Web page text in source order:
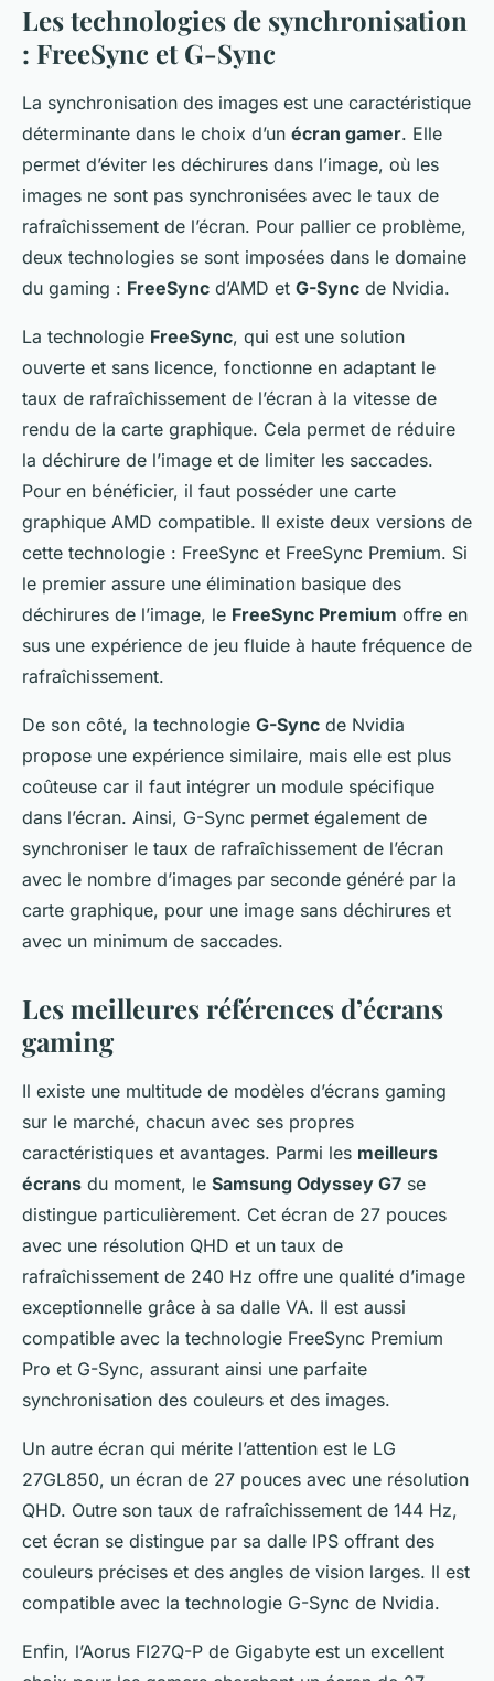
Les technologies de synchronisation
: FreeSync et G-Sync
La synchronisation des images est une caractéristique
déterminante dans le choix d’un écran gamer. Elle
permet d’éviter les déchirures dans l’image, où les
images ne sont pas synchronisées avec le taux de
rafraîchissement de l’écran. Pour pallier ce problème,
deux technologies se sont imposées dans le domaine
du gaming : FreeSync d’AMD et G-Sync de Nvidia.
La technologie FreeSync, qui est une solution
ouverte et sans licence, fonctionne en adaptant le
taux de rafraîchissement de l’écran à la vitesse de
rendu de la carte graphique. Cela permet de réduire
la déchirure de l’image et de limiter les saccades.
Pour en bénéficier, il faut posséder une carte
graphique AMD compatible. Il existe deux versions de
cette technologie : FreeSync et FreeSync Premium. Si
le premier assure une élimination basique des
déchirures de l’image, le FreeSync Premium offre en
sus une expérience de jeu fluide à haute fréquence de
rafraîchissement.
De son côté, la technologie G-Sync de Nvidia
propose une expérience similaire, mais elle est plus
coûteuse car il faut intégrer un module spécifique
dans l’écran. Ainsi, G-Sync permet également de
synchroniser le taux de rafraîchissement de l’écran
avec le nombre d’images par seconde généré par la
carte graphique, pour une image sans déchirures et
avec un minimum de saccades.
Les meilleures références d’écrans
gaming
Il existe une multitude de modèles d’écrans gaming
sur le marché, chacun avec ses propres
caractéristiques et avantages. Parmi les meilleurs
écrans du moment, le Samsung Odyssey G7 se
distingue particulièrement. Cet écran de 27 pouces
avec une résolution QHD et un taux de
rafraîchissement de 240 Hz offre une qualité d’image
exceptionnelle grâce à sa dalle VA. Il est aussi
compatible avec la technologie FreeSync Premium
Pro et G-Sync, assurant ainsi une parfaite
synchronisation des couleurs et des images.
Un autre écran qui mérite l’attention est le LG
27GL850, un écran de 27 pouces avec une résolution
QHD. Outre son taux de rafraîchissement de 144 Hz,
cet écran se distingue par sa dalle IPS offrant des
couleurs précises et des angles de vision larges. Il est
compatible avec la technologie G-Sync de Nvidia.
Enfin, l’Aorus FI27Q-P de Gigabyte est un excellent